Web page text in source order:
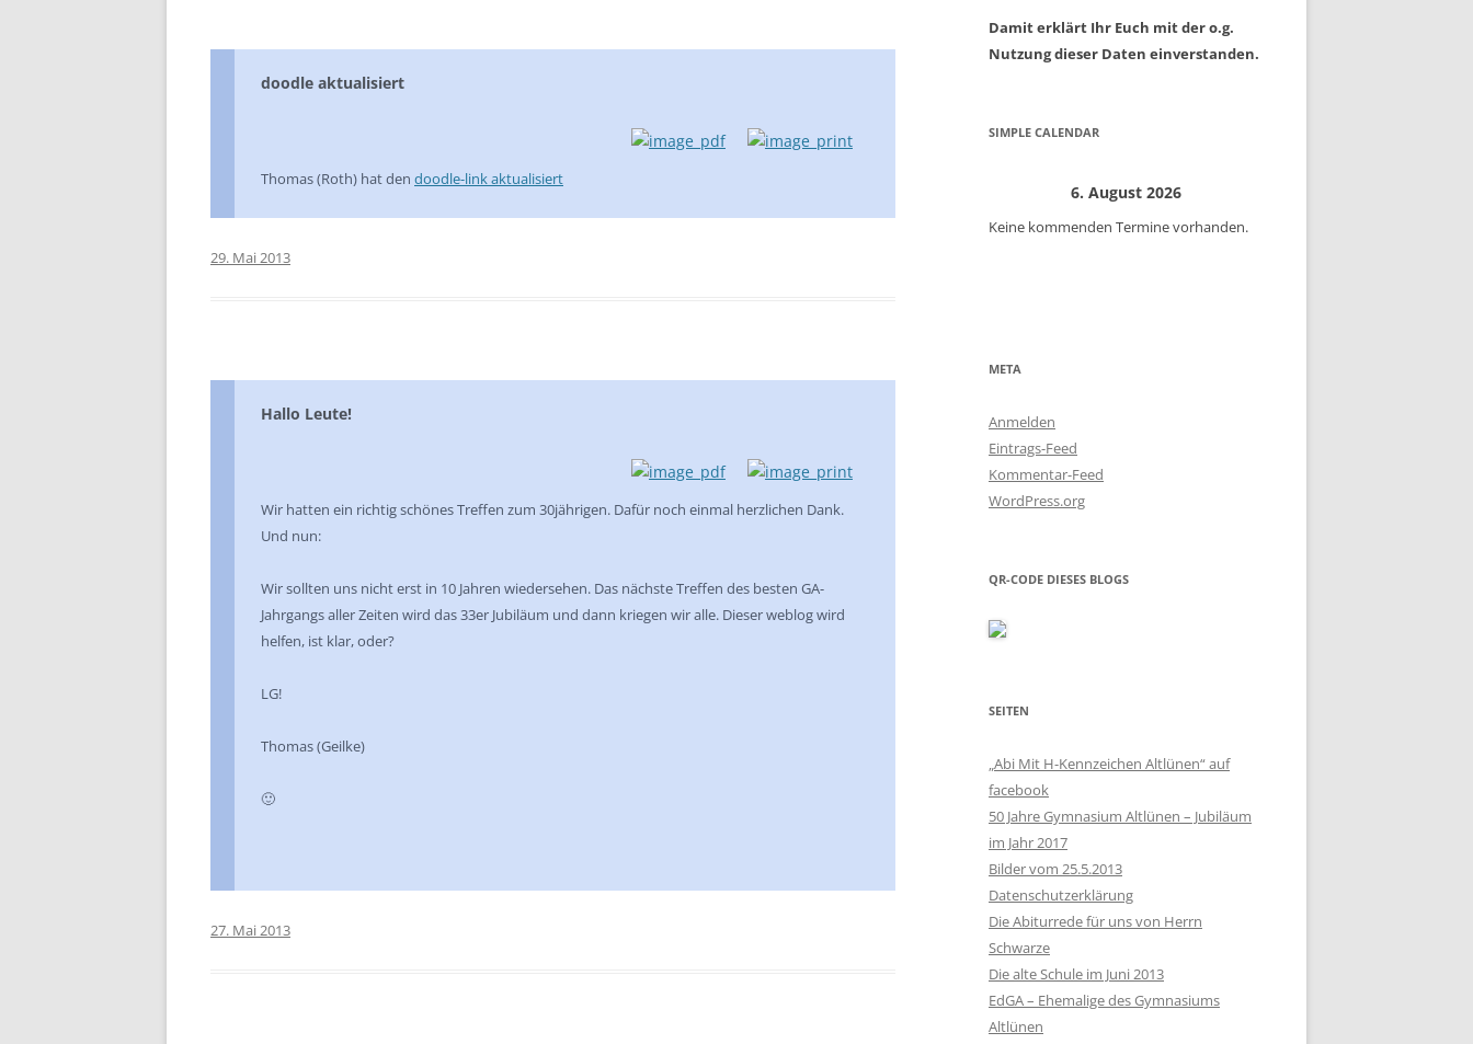
doodle aktualisiert
Thomas (Roth) hat den doodle-link aktualisiert
29. Mai 2013
Hallo Leute!
Wir hatten ein richtig schönes Treffen zum 30jährigen. Dafür noch einmal herzlichen Dank.
Und nun:
Wir sollten uns nicht erst in 10 Jahren wiedersehen. Das nächste Treffen des besten GA-
Jahrgangs aller Zeiten wird das 33er Jubiläum und dann kriegen wir alle. Dieser weblog wird
helfen, ist klar, oder?
LG!
Thomas (Geilke)
🙂
27. Mai 2013
Damit erklärt Ihr Euch mit der o.g.
Nutzung dieser Daten einverstanden.
SIMPLE CALENDAR
6. August 2026
Keine kommenden Termine vorhanden.
META
Anmelden
Eintrags-Feed
Kommentar-Feed
WordPress.org
QR-CODE DIESES BLOGS
SEITEN
„Abi Mit H-Kennzeichen Altlünen“ auf
facebook
50 Jahre Gymnasium Altlünen – Jubiläum
im Jahr 2017
Bilder vom 25.5.2013
Datenschutzerklärung
Die Abiturrede für uns von Herrn
Schwarze
Die alte Schule im Juni 2013
EdGA – Ehemalige des Gymnasiums
Altlünen